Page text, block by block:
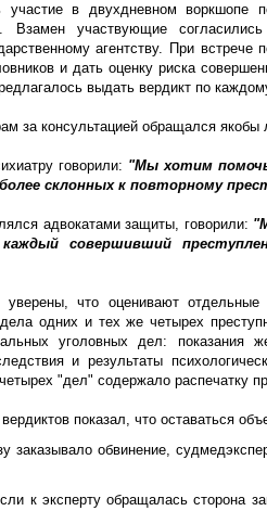
участие в двухдневном воркшопе
Взамен участвующие
агентству. При
и дать оценку риска
выдать вердикт по
за консультацией обращался
говорили: "Мы хотим
склонных к повторному
адвокатами защиты, говорили:
совершивший
уверены, что оценивают
одних и тех же четырех
уголовных дел: показания
и результаты
"дел" содержало распечатку
показал, что оставаться
заказывало обвинение,
к эксперту обращалась сторона